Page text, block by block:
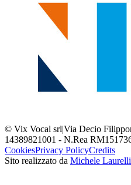
© Vix Vocal srl|Via Decio
14389821001 - N.Rea
CookiesPrivacy PolicyCredits
Sito realizzato da Michele Laurelli